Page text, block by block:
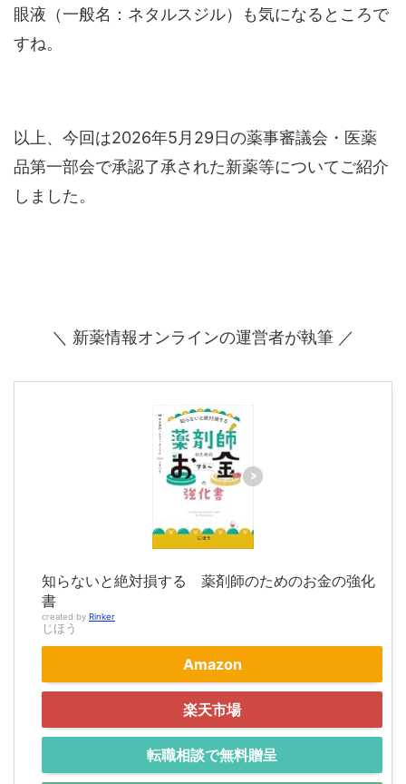
眼液（一般名：ネタルスジル）も気になるところで
すね。
以上、今回は2026年5月29日の薬事審議会・医薬
品第一部会で承認了承された新薬等についてご紹介
しました。
＼ 新薬情報オンラインの運営者が執筆 ／
知らないと絶対損する 薬剤師のためのお金の強化
書
created by Rinker
じほう
Amazon
楽天市場
転職相談で無料贈呈